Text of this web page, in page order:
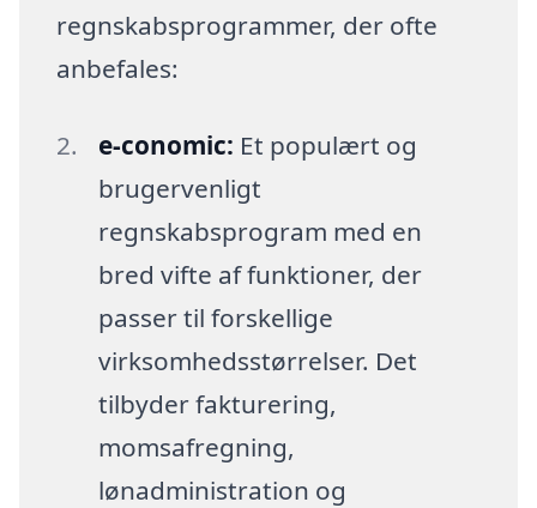
regnskabsprogrammer, der ofte
anbefales:
e-conomic: Et populært og
brugervenligt
regnskabsprogram med en
bred vifte af funktioner, der
passer til forskellige
virksomhedsstørrelser. Det
tilbyder fakturering,
momsafregning,
lønadministration og